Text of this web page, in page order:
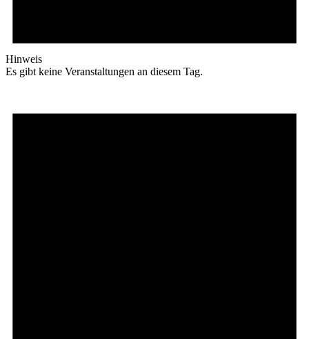
Hinweis
Es gibt keine Veranstaltungen an diesem Tag.